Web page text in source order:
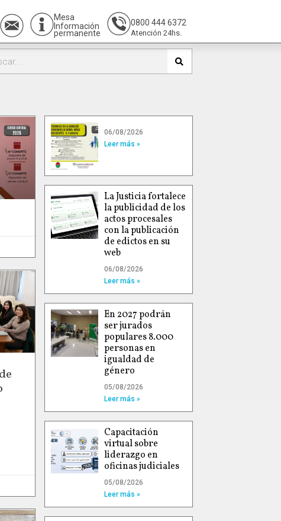
Mesa
Información
permanente
0800 444 6372
Atención 24hs.
06/08/2026
Leer más »
La Justicia fortalece
la publicidad de los
actos procesales
con la publicación
de edictos en su
web
06/08/2026
Leer más »
En 2027 podrán
ser jurados
populares 8.000
personas en
igualdad de
género
05/08/2026
Leer más »
Capacitación
virtual sobre
liderazgo en
oficinas judiciales
05/08/2026
Leer más »